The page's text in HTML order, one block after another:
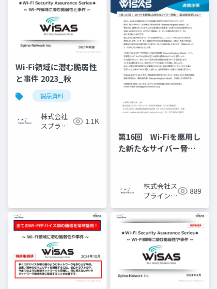
Wi-Fi領域に潜む脆弱性
と事件 2023_秋
製品資料
株式会社
スプライ
1.1K
第16回 Wi-Fiを悪用し
た新たなサイバー脅
株式会社ス
プライン・
ク
889